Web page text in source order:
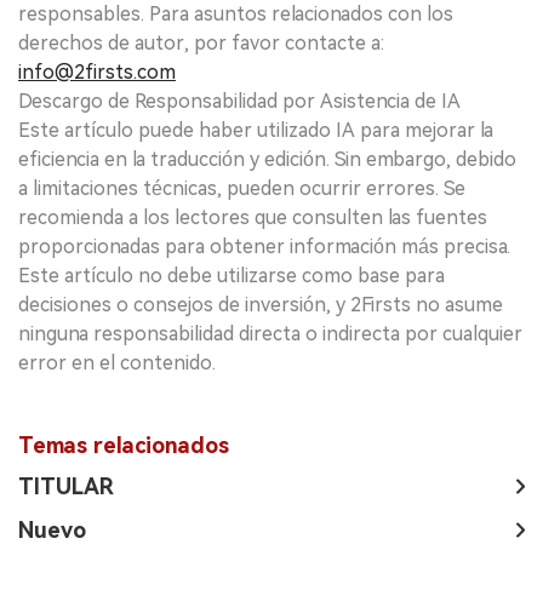
responsables. Para asuntos relacionados con los
derechos de autor, por favor contacte a:
info@2firsts.com
Descargo de Responsabilidad por Asistencia de IA
Este artículo puede haber utilizado IA para mejorar la
eficiencia en la traducción y edición. Sin embargo, debido
a limitaciones técnicas, pueden ocurrir errores. Se
recomienda a los lectores que consulten las fuentes
proporcionadas para obtener información más precisa.
Este artículo no debe utilizarse como base para
decisiones o consejos de inversión, y 2Firsts no asume
ninguna responsabilidad directa o indirecta por cualquier
error en el contenido.
Temas relacionados
TITULAR
Nuevo